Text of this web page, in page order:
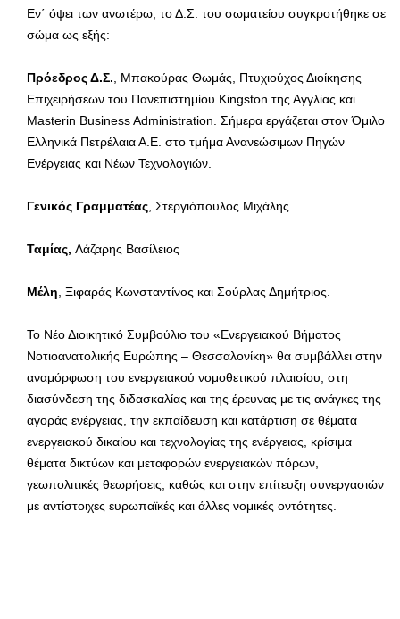
Εν΄ όψει των ανωτέρω, το Δ.Σ. του σωματείου συγκροτήθηκε σε
σώμα ως εξής:
Πρόεδρος Δ.Σ., Μπακούρας Θωμάς, Πτυχιούχος Διοίκησης
Επιχειρήσεων του Πανεπιστημίου Kingston της Αγγλίας και
Masterin Business Administration. Σήμερα εργάζεται στον Όμιλο
Ελληνικά Πετρέλαια Α.Ε. στο τμήμα Ανανεώσιμων Πηγών
Ενέργειας και Νέων Τεχνολογιών.
Γενικός Γραμματέας, Στεργιόπουλος Μιχάλης
Ταμίας, Λάζαρης Βασίλειος
Μέλη, Ξιφαράς Κωνσταντίνος και Σούρλας Δημήτριος.
Το Νέο Διοικητικό Συμβούλιο του «Ενεργειακού Βήματος
Νοτιοανατολικής Ευρώπης – Θεσσαλονίκη» θα συμβάλλει στην
αναμόρφωση του ενεργειακού νομοθετικού πλαισίου, στη
διασύνδεση της διδασκαλίας και της έρευνας με τις ανάγκες της
αγοράς ενέργειας, την εκπαίδευση και κατάρτιση σε θέματα
ενεργειακού δικαίου και τεχνολογίας της ενέργειας, κρίσιμα
θέματα δικτύων και μεταφορών ενεργειακών πόρων,
γεωπολιτικές θεωρήσεις, καθώς και στην επίτευξη συνεργασιών
με αντίστοιχες ευρωπαϊκές και άλλες νομικές οντότητες.